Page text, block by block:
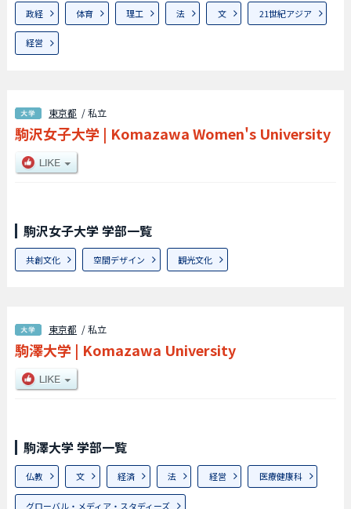
政経 体育 理工 法 文 21世紀アジア
経営
東京都 / 私立
駒沢女子大学 | Komazawa Women's University
駒沢女子大学 学部一覧
共創文化 空間デザイン 観光文化
東京都 / 私立
駒澤大学 | Komazawa University
駒澤大学 学部一覧
仏教 文 経済 法 経営 医療健康科
グローバル・メディア・スタディーズ